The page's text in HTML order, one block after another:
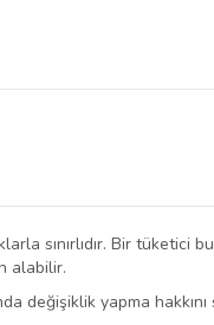
sınırlıdır. Bir tüketici
alabilir.
değişiklik yapma hakkını